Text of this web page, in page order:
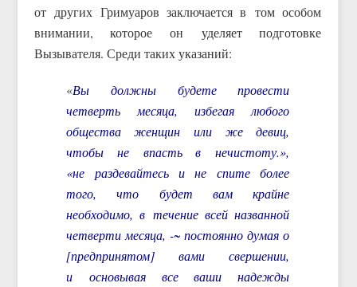
от других Гримуаров заключается в том особом
внимании, которое он уделяет подготовке
Вызывателя. Среди таких указаний:
«Вы должны будете провести
четверть месяца, избегая любого
общества женщин или же девиц,
чтобы не впасть в нечистоту.»,
«не раздевайтесь и не спите более
того, что будет вам крайне
необходимо, в течение всей названной
четверти месяца, -~ постоянно думая о
[предпринятом] вами свершении,
и основывая все ваши надежды